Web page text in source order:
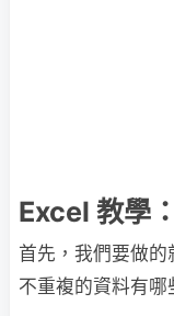
Excel 教學
首先，我們要做
不重複的資料有哪